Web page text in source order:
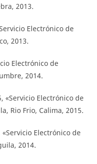
2013.
Electrónico de
2013.
Electrónico de
2014.
«Servicio Electrónico de
Rio Frio, Calima, 2015.
«Servicio Electrónico de
2014.